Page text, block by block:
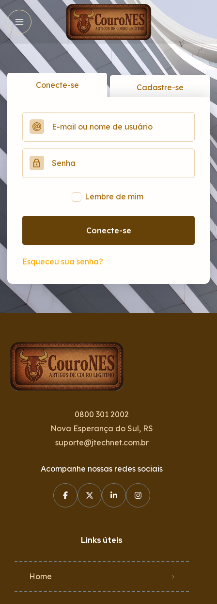
Conecte-se Cadastre-se
Lembre de mim
Conecte-se
Esqueceu sua senha?
0800 301 2002
Nova Esperança do Sul, RS
suporte@jtechnet.com.br
Acompanhe nossas redes sociais
Links úteis
Home